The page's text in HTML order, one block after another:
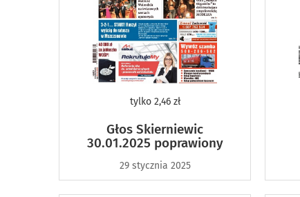
tylko2,46 zł
Głos Skierniewic
30.01.2025 poprawiony
29 stycznia 2025